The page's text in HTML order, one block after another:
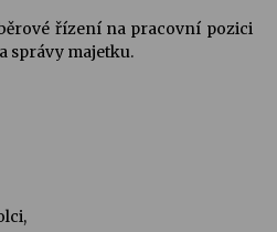
7.–1. 8. 2026
ve Stromovce: Kolchoz a
řízení na pracovní pozici
správy majetku.